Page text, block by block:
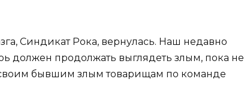
Синдикат Рока, вернулась. Наш недавно
должен продолжать выглядеть злым, пока не
бывшим злым товарищам по команде